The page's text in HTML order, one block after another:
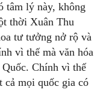
tâm lý này, không
thời Xuân Thu
tư tưởng nở rộ và
vì thế mà văn hóa
Quốc. Chính vì thế
cả mọi quốc gia có